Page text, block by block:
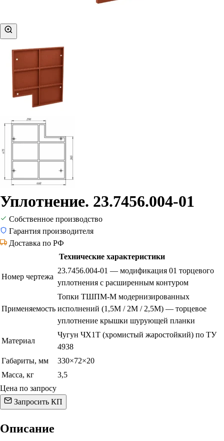
Уплотнение. 23.7456.004-01
Собственное производство
Гарантия производителя
Доставка по РФ
Технические характеристики
Номер чертежа
23.7456.004-01 — модификация 01 торцевого
уплотнения с расширенным контуром
Применяемость
Топки ТШПМ-М модернизированных
исполнений (1,5М / 2М / 2,5М) — торцевое
уплотнение крышки шурующей планки
Материал
Чугун ЧХ1Т (хромистый жаростойкий) по ТУ
4938
Габариты, мм
330×72×20
Масса, кг
3,5
Цена по запросу
Запросить КП
Описание